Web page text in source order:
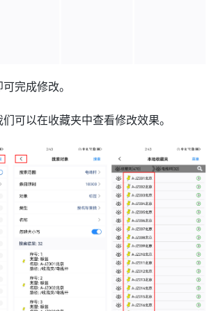
完成修改。
可以在收藏夹中查看修改效果。